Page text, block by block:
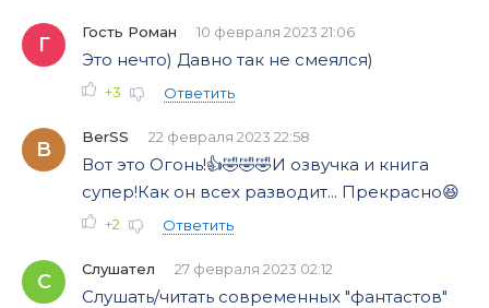
Г
Гость Роман 10 февраля 2023 21:06
Это нечто) Давно так не смеялся)
+3 Ответить
B
BerSS 22 февраля 2023 22:58
Вот это Огонь!👍🤣🤣🤣И озвучка и книга
супер!Как он всех разводит... Прекрасно😆
+2 Ответить
С
Слушател 27 февраля 2023 02:12
Слушать/читать современных "фантастов"